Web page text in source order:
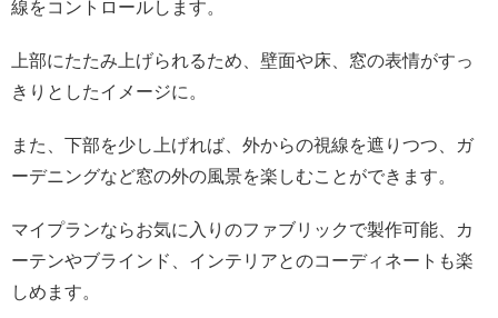
線をコントロールします。
上部にたたみ上げられるため、壁面や床、窓の表情がすっ
きりとしたイメージに。
また、下部を少し上げれば、外からの視線を遮りつつ、ガ
ーデニングなど窓の外の風景を楽しむことができます。
マイプランならお気に入りのファブリックで製作可能、カ
ーテンやブラインド、インテリアとのコーディネートも楽
しめます。